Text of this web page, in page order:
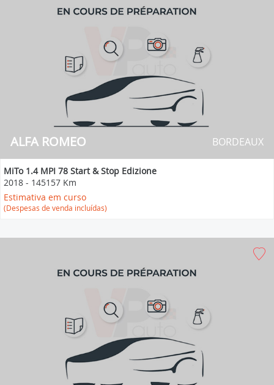
ALFA ROMEO BORDEAUX
MiTo 1.4 MPI 78 Start & Stop Edizione
2018 - 145157 Km
Estimativa em curso
(Despesas de venda incluídas)